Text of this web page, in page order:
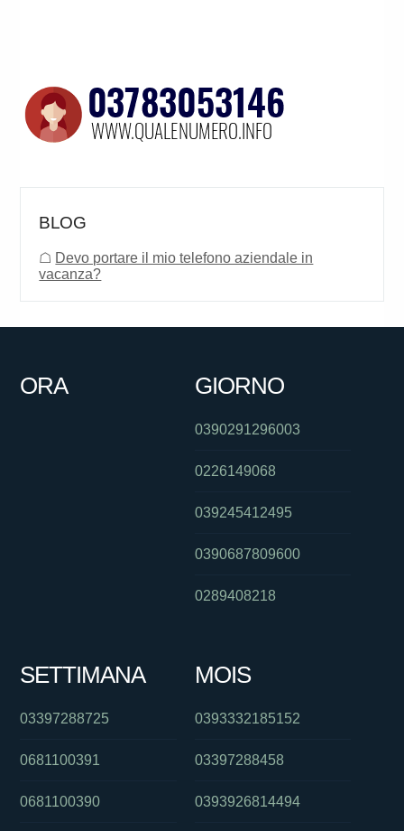
BLOG
☖ Devo portare il mio telefono aziendale in
vacanza?
ORA GIORNO
0390291296003
0226149068
039245412495
0390687809600
0289408218
SETTIMANA
03397288725
0681100391
0681100390
MOIS
0393332185152
03397288458
0393926814494